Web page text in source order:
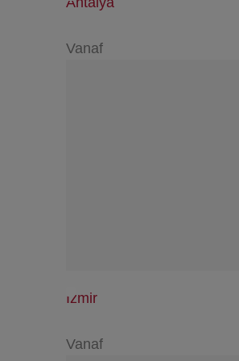
Vanaf
Izmir
Vanaf